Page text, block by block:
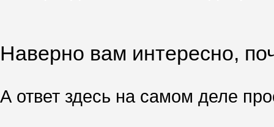
Наверно вам интересно,
А ответ здесь на самом деле